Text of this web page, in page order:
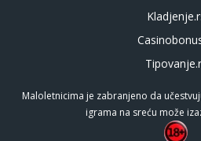
Maloletnicima je zabranjeno da
igrama na sreću može